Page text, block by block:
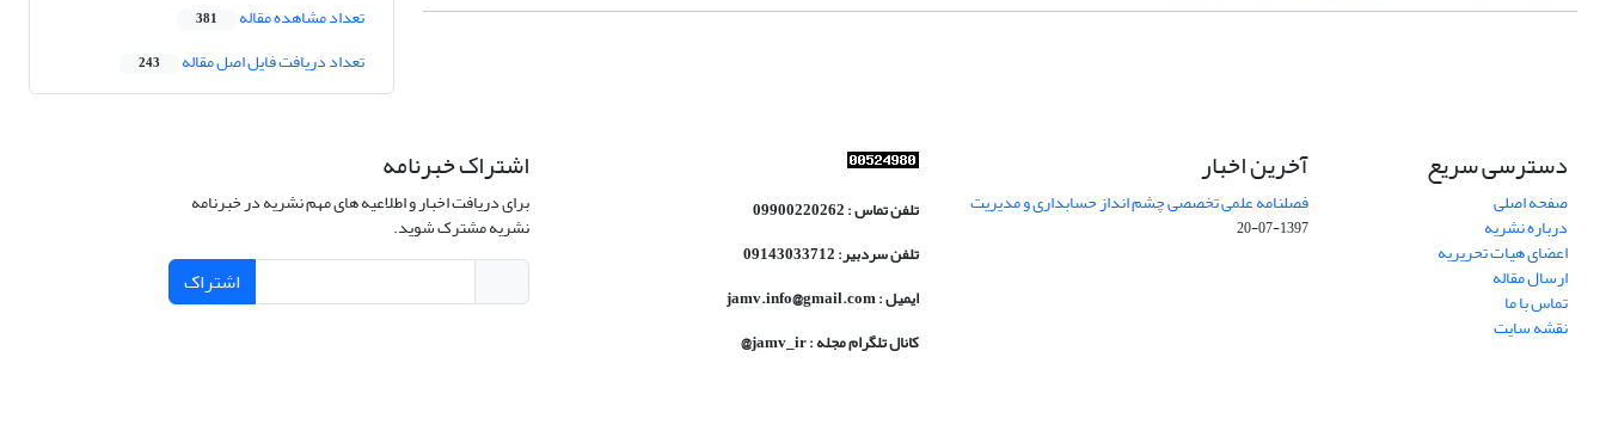
تعداد مشاهده مقاله 381
تعداد دریافت فایل اصل مقاله 243
دسترسی سریع
صفحه اصلی
درباره نشریه
اعضای هیات تحریریه
ارسال مقاله
تماس با ما
نقشه سایت
آخرین اخبار
فصلنامه علمی تخصصی چشم انداز حسابداری و مدیریت
1397-07-20
تلفن تماس : 09900220262
تلفن سردبیر: 09143033712
ایمیل : jamv.info@gmail.com
کانال تلگرام مجله : jamv_ir@
اشتراک خبرنامه
برای دریافت اخبار و اطلاعیه های مهم نشریه در خبرنامه
نشریه مشترک شوید.
اشتراک